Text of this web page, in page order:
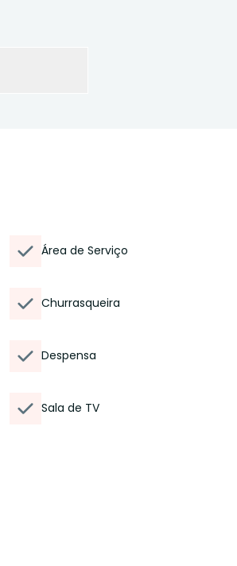
Área de Serviço
Churrasqueira
Despensa
Sala de TV